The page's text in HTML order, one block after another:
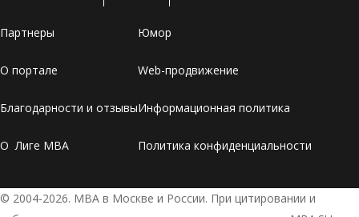
Партнеры
О портале
Благодарности и отзывы
О Лиге MBA
Юмор
Web-продвижение
Информационная политика
Политика конфиденциальности
© 2004-2026. МВА в Москве и России. При цитировании и